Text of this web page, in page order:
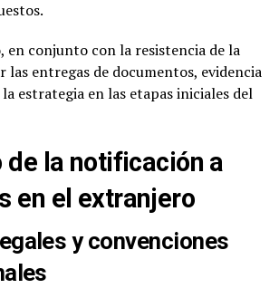
en conjunto con la resistencia de la
las entregas de documentos, evidencia
estrategia en las etapas iniciales del
de la notificación a
en el extranjero
y convenciones